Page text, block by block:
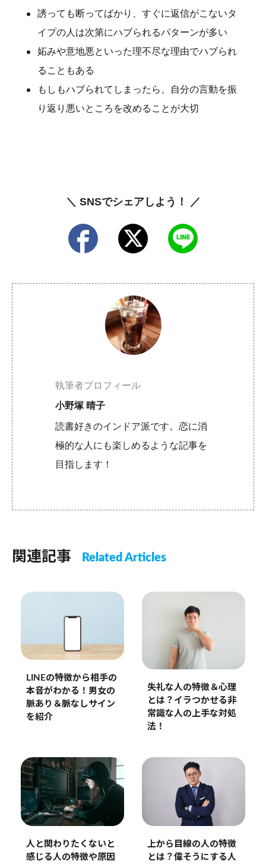
誘っても断ってばかり、すぐに返信がこないタ
イプの人は次第にハブられるパターンが多い
妬みや意地悪といった理不尽な理由でハブられ
ることもある
もしもハブられてしまったら、自分の言動を振
り返り悪いところを改めることが大切
＼ SNSでシェアしよう！ ／
執筆者プロフィール
小野塚 晴子
読書好きのインドア派です。恋に消
極的な人にも楽しめるような記事を
目指します！
関連記事 Related Articles
LINEの特徴から相手の
本音がわかる！男女の
脈あり＆脈なしサイン
を紹介
失礼な人の特徴＆心理
とは？イラつかせる非
常識な人の上手な対処
法！
人と関わりたくないと
感じる人の特徴や原因
上から目線の人の特徴
とは？偉そうにする人